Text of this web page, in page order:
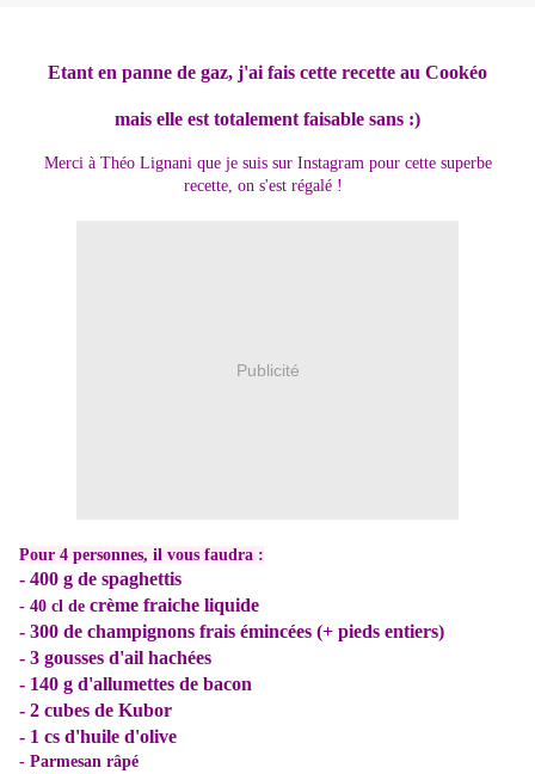
Etant en panne de gaz, j'ai fais cette recette au Cookéo
mais elle est totalement faisable sans :)
Merci à Théo Lignani que je suis sur Instagram pour cette superbe
recette, on s'est régalé !
Publicité
Pour 4 personnes, il vous faudra :
- 400 g de spaghettis
- 40 cl de crème fraiche liquide
- 300 de champignons frais émincées (+ pieds entiers)
- 3 gousses d'ail hachées
- 140 g d'allumettes de bacon
- 2 cubes de Kubor
- 1 cs d'huile d'olive
- Parmesan râpé